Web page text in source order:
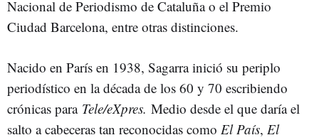
Nacional de Periodismo de Cataluña o el Premio
Ciudad Barcelona, entre otras distinciones.
Nacido en París en 1938, Sagarra inició su periplo
periodístico en la década de los 60 y 70 escribiendo
crónicas para Tele/eXpres. Medio desde el que daría el
salto a cabeceras tan reconocidas como El País, El